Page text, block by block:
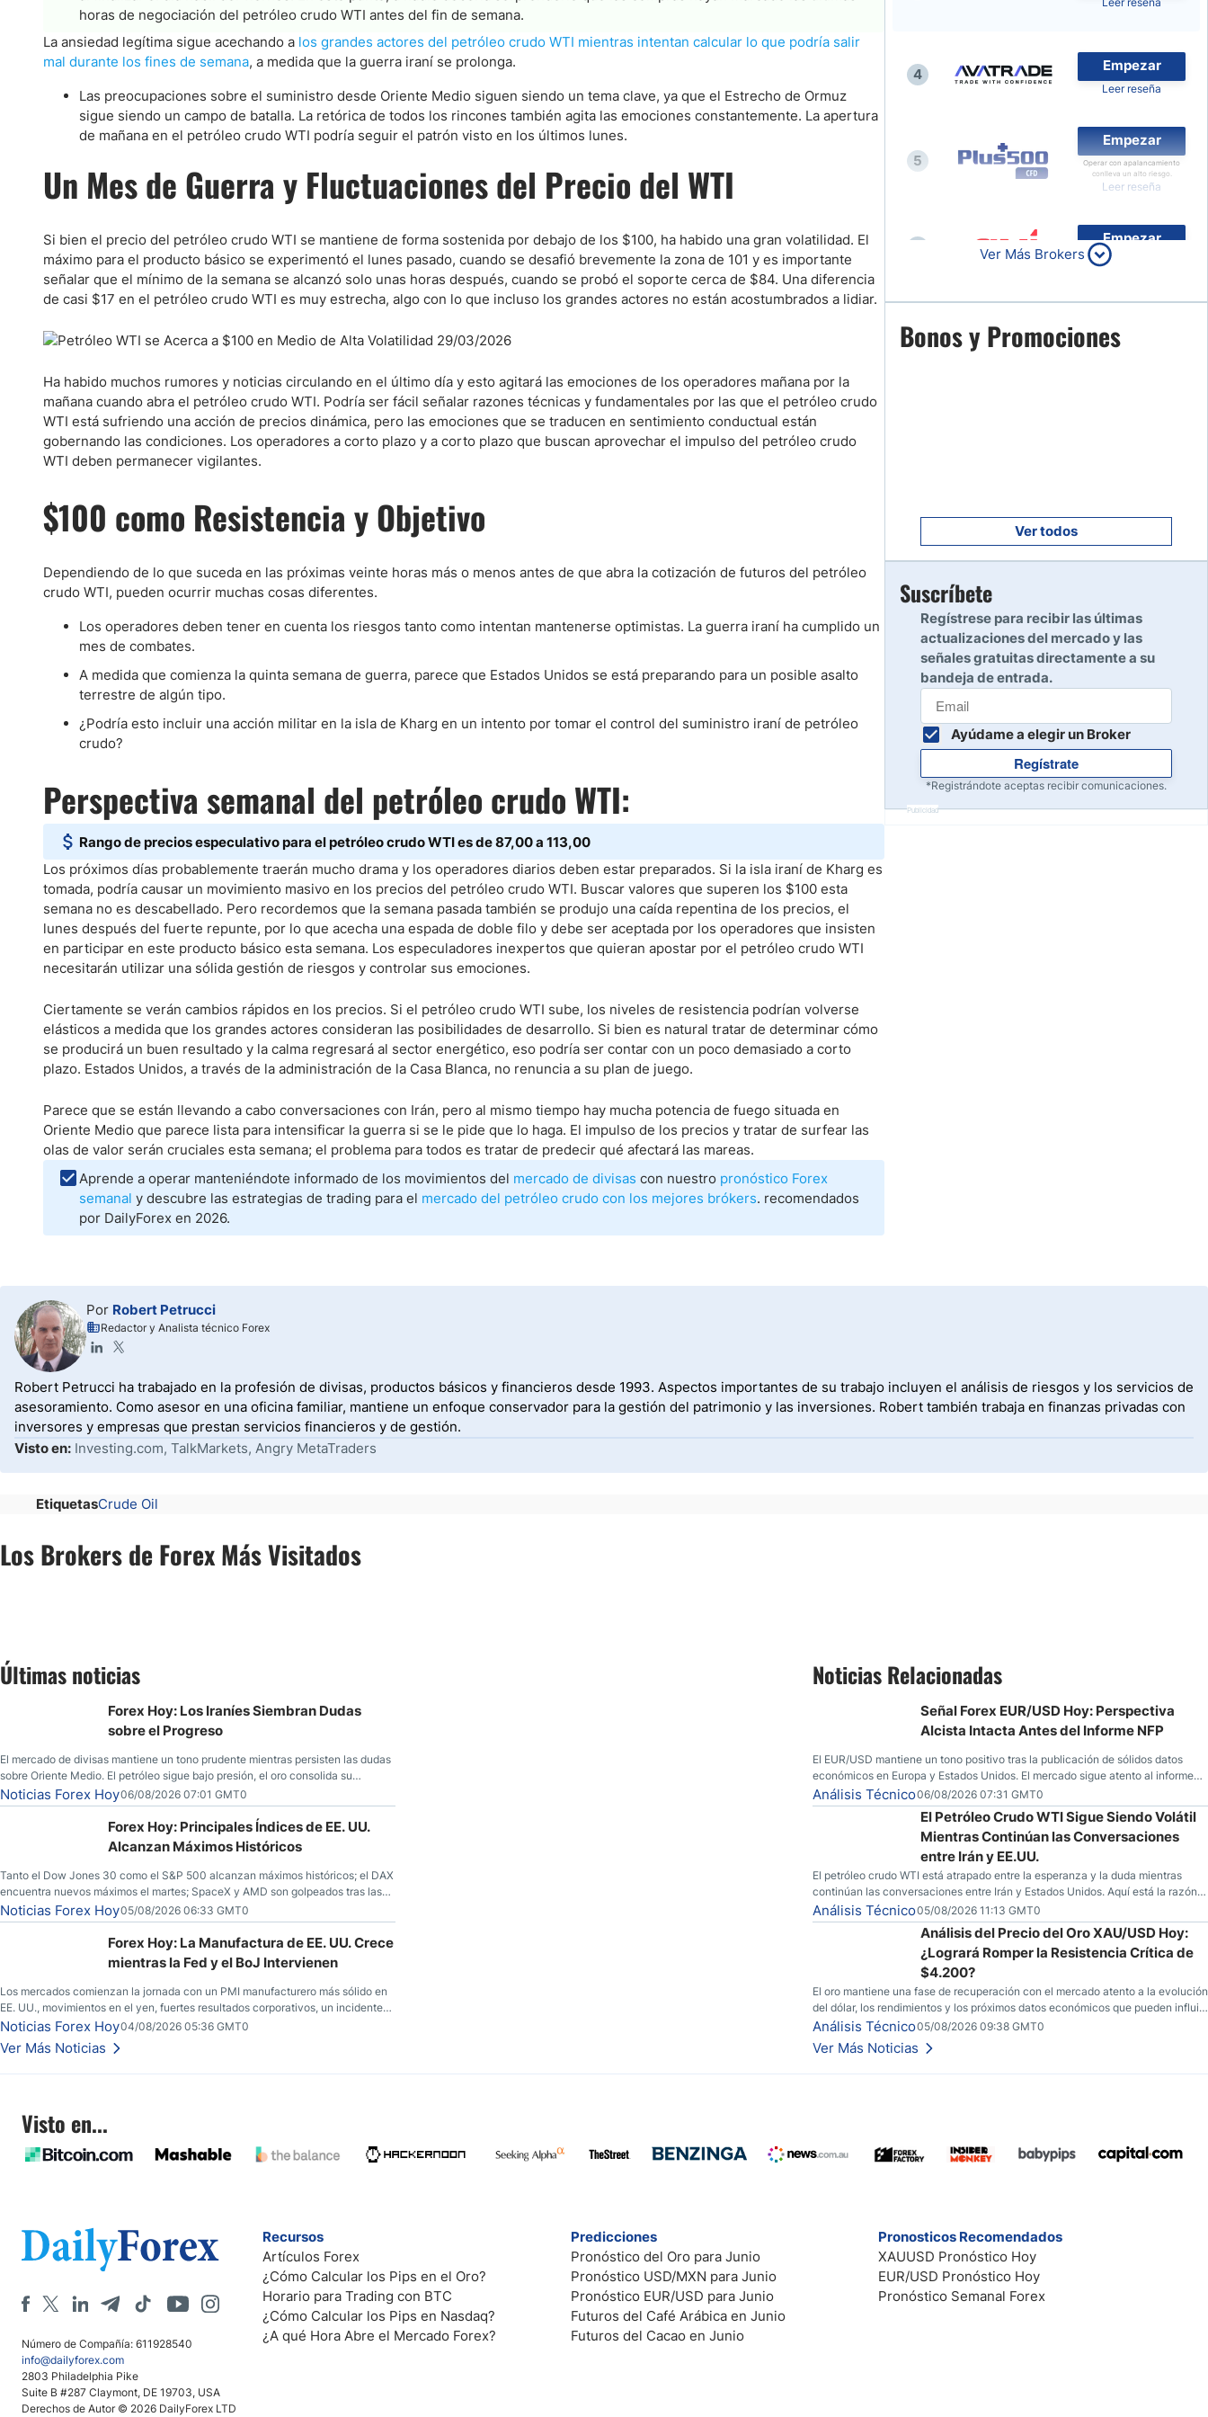
Peru
Latinoamérica
Bolivia
Estados Unidos
IBEX 35
Todos los índices
horas de negociación del petróleo crudo WTI antes del fin de semana.
La ansiedad legítima sigue acechando a los grandes actores del petróleo crudo WTI mientras intentan calcular lo que podría salir
mal durante los fines de semana, a medida que la guerra iraní se prolonga.
Las preocupaciones sobre el suministro desde Oriente Medio siguen siendo un tema clave, ya que el Estrecho de Ormuz
sigue siendo un campo de batalla. La retórica de todos los rincones también agita las emociones constantemente. La apertura
de mañana en el petróleo crudo WTI podría seguir el patrón visto en los últimos lunes.
Un Mes de Guerra y Fluctuaciones del Precio del WTI
Si bien el precio del petróleo crudo WTI se mantiene de forma sostenida por debajo de los $100, ha habido una gran volatilidad. El
máximo para el producto básico se experimentó el lunes pasado, cuando se desafió brevemente la zona de 101 y es importante
señalar que el mínimo de la semana se alcanzó solo unas horas después, cuando se probó el soporte cerca de $84. Una diferencia
de casi $17 en el petróleo crudo WTI es muy estrecha, algo con lo que incluso los grandes actores no están acostumbrados a lidiar.
Ha habido muchos rumores y noticias circulando en el último día y esto agitará las emociones de los operadores mañana por la
mañana cuando abra el petróleo crudo WTI. Podría ser fácil señalar razones técnicas y fundamentales por las que el petróleo crudo
WTI está sufriendo una acción de precios dinámica, pero las emociones que se traducen en sentimiento conductual están
gobernando las condiciones. Los operadores a corto plazo y a corto plazo que buscan aprovechar el impulso del petróleo crudo
WTI deben permanecer vigilantes.
$100 como Resistencia y Objetivo
Dependiendo de lo que suceda en las próximas veinte horas más o menos antes de que abra la cotización de futuros del petróleo
crudo WTI, pueden ocurrir muchas cosas diferentes.
Los operadores deben tener en cuenta los riesgos tanto como intentan mantenerse optimistas. La guerra iraní ha cumplido un
mes de combates.
A medida que comienza la quinta semana de guerra, parece que Estados Unidos se está preparando para un posible asalto
terrestre de algún tipo.
¿Podría esto incluir una acción militar en la isla de Kharg en un intento por tomar el control del suministro iraní de petróleo
crudo?
Perspectiva semanal del petróleo crudo WTI:
Rango de precios especulativo para el petróleo crudo WTI es de 87,00 a 113,00
Los próximos días probablemente traerán mucho drama y los operadores diarios deben estar preparados. Si la isla iraní de Kharg es
tomada, podría causar un movimiento masivo en los precios del petróleo crudo WTI. Buscar valores que superen los $100 esta
semana no es descabellado. Pero recordemos que la semana pasada también se produjo una caída repentina de los precios, el
lunes después del fuerte repunte, por lo que acecha una espada de doble filo y debe ser aceptada por los operadores que insisten
en participar en este producto básico esta semana. Los especuladores inexpertos que quieran apostar por el petróleo crudo WTI
necesitarán utilizar una sólida gestión de riesgos y controlar sus emociones.
Ciertamente se verán cambios rápidos en los precios. Si el petróleo crudo WTI sube, los niveles de resistencia podrían volverse
elásticos a medida que los grandes actores consideran las posibilidades de desarrollo. Si bien es natural tratar de determinar cómo
se producirá un buen resultado y la calma regresará al sector energético, eso podría ser contar con un poco demasiado a corto
plazo. Estados Unidos, a través de la administración de la Casa Blanca, no renuncia a su plan de juego.
Parece que se están llevando a cabo conversaciones con Irán, pero al mismo tiempo hay mucha potencia de fuego situada en
Oriente Medio que parece lista para intensificar la guerra si se le pide que lo haga. El impulso de los precios y tratar de surfear las
olas de valor serán cruciales esta semana; el problema para todos es tratar de predecir qué afectará las mareas.
Aprende a operar manteniéndote informado de los movimientos del mercado de divisas con nuestro pronóstico Forex
semanal y descubre las estrategias de trading para el mercado del petróleo crudo con los mejores brókers. recomendados
por DailyForex en 2026.
4
Empezar
Leer reseña
5
Empezar
Operar con apalancamiento
conlleva un alto riesgo.
Leer reseña
Empezar
Leer reseña
7
Leer reseña
Leer reseña
10
Ver Más Brokers
Bonos y Promociones
Ver todos
Suscríbete
Regístrese para recibir las últimas
actualizaciones del mercado y las
señales gratuitas directamente a su
bandeja de entrada.
Ayúdame a elegir un Broker
Regístrate
*Registrándote aceptas recibir comunicaciones.
Publicidad
Por Robert Petrucci
Redactor y Analista técnico Forex
Robert Petrucci ha trabajado en la profesión de divisas, productos básicos y financieros desde 1993. Aspectos importantes de su trabajo incluyen el análisis de riesgos y los servicios de
asesoramiento. Como asesor en una oficina familiar, mantiene un enfoque conservador para la gestión del patrimonio y las inversiones. Robert también trabaja en finanzas privadas con
inversores y empresas que prestan servicios financieros y de gestión.
Visto en: Investing.com, TalkMarkets, Angry MetaTraders
EtiquetasCrude Oil
Los Brokers de Forex Más Visitados
Últimas noticias
Forex Hoy: Los Iraníes Siembran Dudas
sobre el Progreso
El mercado de divisas mantiene un tono prudente mientras persisten las dudas
sobre Oriente Medio. El petróleo sigue bajo presión, el oro consolida su
fortaleza y los operadores esperan nuevas referencias económicas desde
Estados Unidos.
Noticias Forex Hoy06/08/2026 07:01 GMT0
Forex Hoy: Principales Índices de EE. UU.
Alcanzan Máximos Históricos
Tanto el Dow Jones 30 como el S&P 500 alcanzan máximos históricos; el DAX
encuentra nuevos máximos el martes; SpaceX y AMD son golpeados tras las
llamadas de ganancias; el petróleo crudo cae por debajo de los $80 con
nuevas esperanzas; el dólar estadounidense continúa intentando estabilizarse
frente al yen; el peso mexicano ve un repunte a medida que las tasas caen en
Noticias Forex Hoy05/08/2026 06:33 GMT0
Forex Hoy: La Manufactura de EE. UU. Crece
mientras la Fed y el BoJ Intervienen
Los mercados comienzan la jornada con un PMI manufacturero más sólido en
EE. UU., movimientos en el yen, fuertes resultados corporativos, un incidente
de seguridad en Bitcoin y nuevas señales desde el mercado del petróleo.
Noticias Forex Hoy04/08/2026 05:36 GMT0
Ver Más Noticias
Noticias Relacionadas
Señal Forex EUR/USD Hoy: Perspectiva
Alcista Intacta Antes del Informe NFP
El EUR/USD mantiene un tono positivo tras la publicación de sólidos datos
económicos en Europa y Estados Unidos. El mercado sigue atento al informe
de empleo estadounidense y a la evolución del escenario geopolítico.
Análisis Técnico06/08/2026 07:31 GMT0
El Petróleo Crudo WTI Sigue Siendo Volátil
Mientras Continúan las Conversaciones
entre Irán y EE.UU.
El petróleo crudo WTI está atrapado entre la esperanza y la duda mientras
continúan las conversaciones entre Irán y Estados Unidos. Aquí está la razón
por la que los traders pueden querer pensarlo dos veces antes de tomar partido
en este momento.
Análisis Técnico05/08/2026 11:13 GMT0
Análisis del Precio del Oro XAU/USD Hoy:
¿Logrará Romper la Resistencia Crítica de
$4.200?
El oro mantiene una fase de recuperación con el mercado atento a la evolución
del dólar, los rendimientos y los próximos datos económicos que pueden influir
en su dirección.
Análisis Técnico05/08/2026 09:38 GMT0
Ver Más Noticias
Visto en...
Número de Compañía: 611928540
info@dailyforex.com
2803 Philadelphia Pike
Suite B #287 Claymont, DE 19703, USA
Derechos de Autor © 2026 DailyForex LTD
Recursos
Artículos Forex
¿Cómo Calcular los Pips en el Oro?
Horario para Trading con BTC
¿Cómo Calcular los Pips en Nasdaq?
¿A qué Hora Abre el Mercado Forex?
Predicciones
Pronóstico del Oro para Junio
Pronóstico USD/MXN para Junio
Pronóstico EUR/USD para Junio
Futuros del Café Arábica en Junio
Futuros del Cacao en Junio
Pronosticos Recomendados
XAUUSD Pronóstico Hoy
EUR/USD Pronóstico Hoy
Pronóstico Semanal Forex